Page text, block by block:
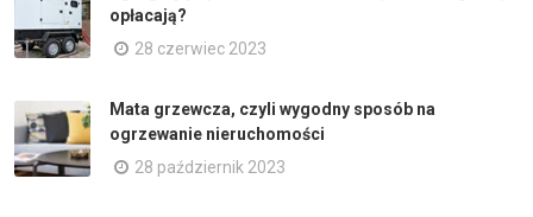
opłacają?
28 czerwiec 2023
Mata grzewcza, czyli wygodny sposób na
ogrzewanie nieruchomości
28 październik 2023